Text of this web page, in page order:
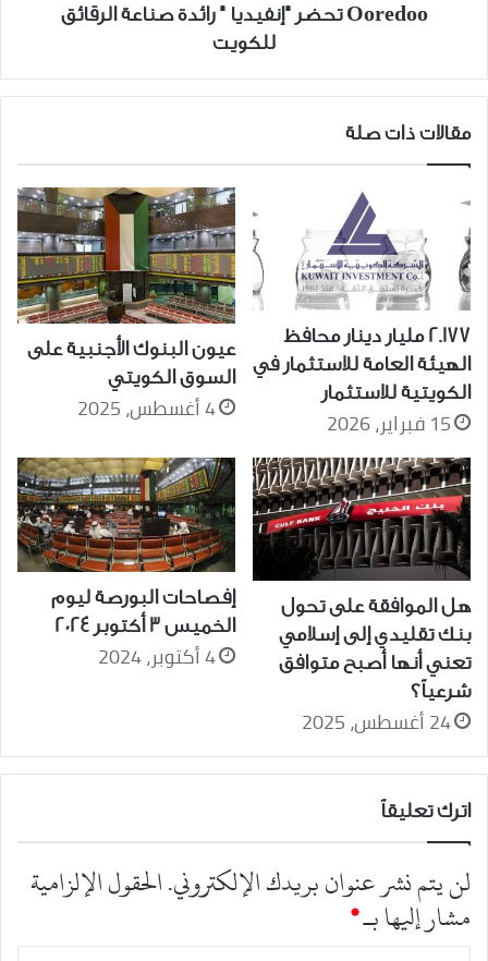
Ooredoo تحضر "إنفيديا " رائدة صناعة الرقائق
للكويت
مقالات ذات صلة
2.177 مليار دينار محافظ
الهيئة العامة للاستثمار في
الكويتية للاستثمار
15 فبراير، 2026
عيون البنوك الأجنبية على
السوق الكويتي
4 أغسطس، 2025
هل الموافقة على تحول
بنك تقليدي إلى إسلامي
تعني أنها أصبح متوافق
شرعياً؟
24 أغسطس، 2025
إفصاحات البورصة ليوم
الخميس 3 أكتوبر 2024
4 أكتوبر، 2024
اترك تعليقاً
لن يتم نشر عنوان بريدك الإلكتروني.الحقول الإلزامية
مشار إليها بـ*